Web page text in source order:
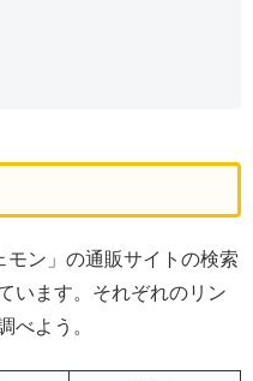
モン」の通販サイトの検索
います。それぞれのリン
べよう。